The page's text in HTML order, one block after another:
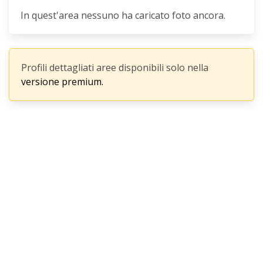
In quest'area nessuno ha caricato foto ancora.
Profili dettagliati aree disponibili solo nella
versione premium.